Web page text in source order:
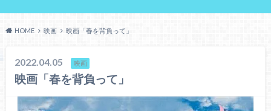
HOME 映画 映画「春を背負って」
2022.04.05 映画
映画「春を背負って」